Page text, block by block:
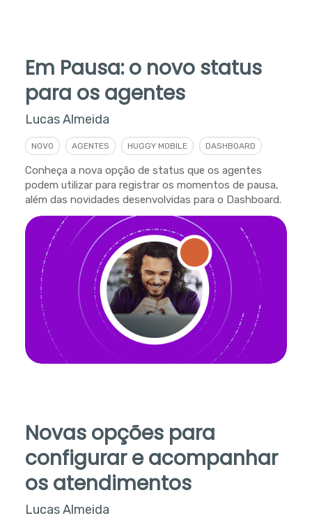
Em Pausa: o novo status
para os agentes
Lucas Almeida
NOVO AGENTES HUGGY MOBILE DASHBOARD
Conheça a nova opção de status que os agentes
podem utilizar para registrar os momentos de pausa,
além das novidades desenvolvidas para o Dashboard.
Novas opções para
configurar e acompanhar
os atendimentos
Lucas Almeida